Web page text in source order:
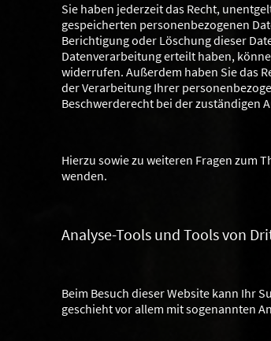
Sie haben jederzeit das Recht,
gespeicherten personenbezogenen
Berichtigung oder Löschung dieser
Datenverarbeitung erteilt haben,
widerrufen. Außerdem haben Sie das
der Verarbeitung Ihrer
Beschwerderecht bei der zuständigen
Hierzu sowie zu weiteren Fragen zum
wenden.
Analyse-Tools und Tools von
Beim Besuch dieser Website kann Ihr
geschieht vor allem mit sogenannten